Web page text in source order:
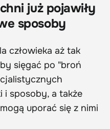
już pojawiły
sposoby
człowieka aż tak
sięgać po "broń
i sposoby, a także
uporać się z nimi